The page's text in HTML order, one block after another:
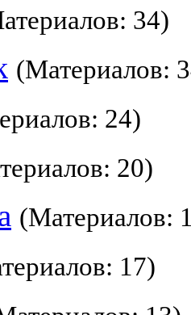
34)
(Материалов:
24)
20)
(Материалов:
17)